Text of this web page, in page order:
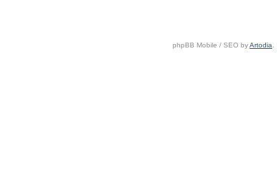
phpBB Mobile / SEO byArtodia